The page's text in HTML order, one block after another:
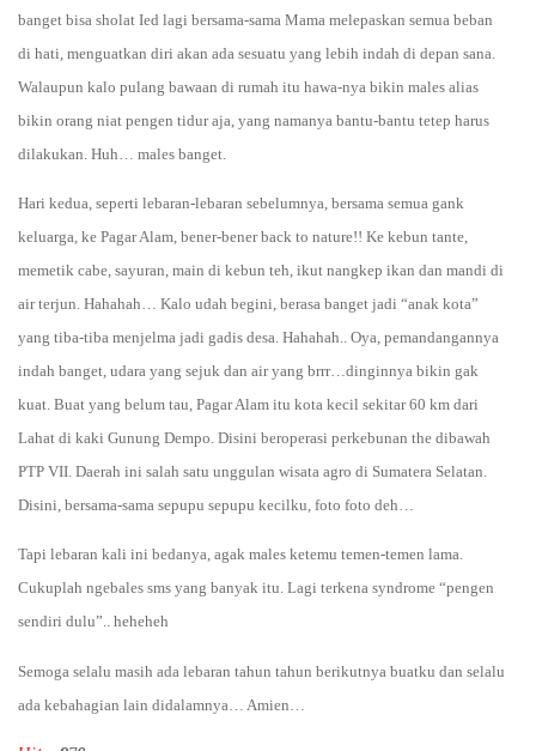
banget bisa sholat Ied lagi bersama-sama Mama melepaskan semua beban
di hati, menguatkan diri akan ada sesuatu yang lebih indah di depan sana.
Walaupun kalo pulang bawaan di rumah itu hawa-nya bikin males alias
bikin orang niat pengen tidur aja, yang namanya bantu-bantu tetep harus
dilakukan. Huh… males banget.
Hari kedua, seperti lebaran-lebaran sebelumnya, bersama semua gank
keluarga, ke Pagar Alam, bener-bener back to nature!! Ke kebun tante,
memetik cabe, sayuran, main di kebun teh, ikut nangkep ikan dan mandi di
air terjun. Hahahah… Kalo udah begini, berasa banget jadi “anak kota”
yang tiba-tiba menjelma jadi gadis desa. Hahahah.. Oya, pemandangannya
indah banget, udara yang sejuk dan air yang brrr…dinginnya bikin gak
kuat. Buat yang belum tau, Pagar Alam itu kota kecil sekitar 60 km dari
Lahat di kaki Gunung Dempo. Disini beroperasi perkebunan the dibawah
PTP VII. Daerah ini salah satu unggulan wisata agro di Sumatera Selatan.
Disini, bersama-sama sepupu sepupu kecilku, foto foto deh…
Tapi lebaran kali ini bedanya, agak males ketemu temen-temen lama.
Cukuplah ngebales sms yang banyak itu. Lagi terkena syndrome “pengen
sendiri dulu”.. heheheh
Semoga selalu masih ada lebaran tahun tahun berikutnya buatku dan selalu
ada kebahagian lain didalamnya… Amien…